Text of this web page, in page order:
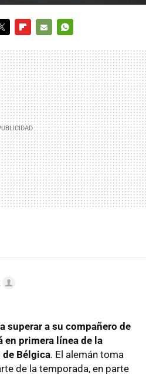
MAIL
superar a su compañero de
en primera línea de la
de Bélgica. El alemán toma
de la temporada, en parte